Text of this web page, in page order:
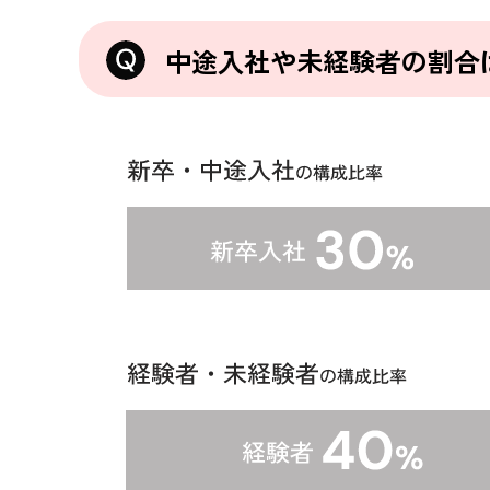
中途入社や未経験者の割合